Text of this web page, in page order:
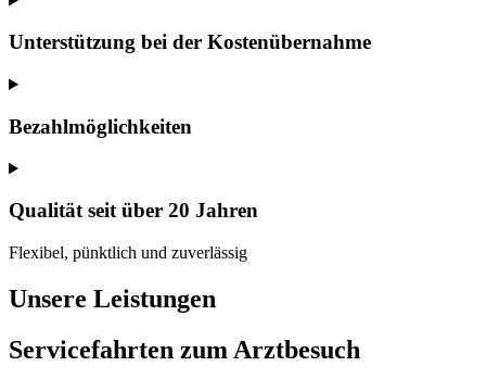
Unterstützung bei der Kostenübernahme
Bezahlmöglichkeiten
Qualität seit über 20 Jahren
Flexibel, pünktlich und zuverlässig
Unsere Leistungen
Servicefahrten zum Arztbesuch